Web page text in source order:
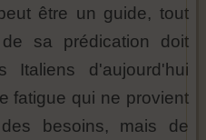
être un guide, tout
sa prédication doit
Italiens d'aujourd'hui
fatigue qui ne provient
besoins, mais de